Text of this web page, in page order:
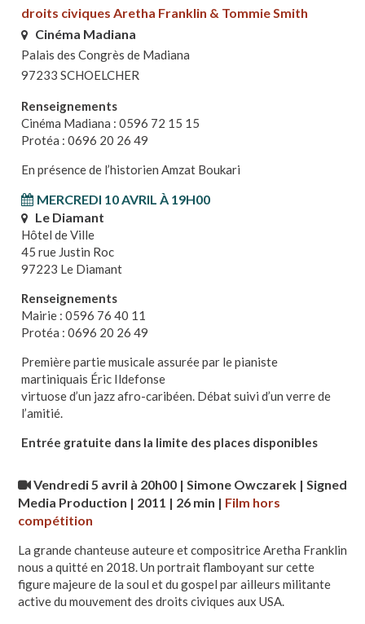
droits civiques Aretha Franklin & Tommie Smith
Cinéma Madiana
Palais des Congrès de Madiana
97233 SCHOELCHER
Renseignements
Cinéma Madiana : 0596 72 15 15
Protéa : 0696 20 26 49
En présence de l’historien Amzat Boukari
MERCREDI 10 AVRIL À 19H00
Le Diamant
Hôtel de Ville
45 rue Justin Roc
97223 Le Diamant
Renseignements
Mairie : 0596 76 40 11
Protéa : 0696 20 26 49
Première partie musicale assurée par le pianiste
martiniquais Éric Ildefonse
virtuose d’un jazz afro-caribéen. Débat suivi d’un verre de
l’amitié.
Entrée gratuite dans la limite des places disponibles
Vendredi 5 avril à 20h00 | Simone Owczarek | Signed
Media Production | 2011 | 26 min | Film hors
compétition
La grande chanteuse auteure et compositrice Aretha Franklin
nous a quitté en 2018. Un portrait flamboyant sur cette
figure majeure de la soul et du gospel par ailleurs militante
active du mouvement des droits civiques aux USA.